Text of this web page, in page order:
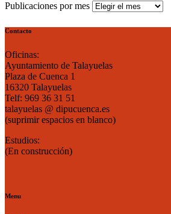
Publicaciones por mes
Contacto
Oficinas:
Ayuntamiento de Talayuelas
Plaza de Cuenca 1
16320 Talayuelas
Telf: 969 36 31 51
talayuelas @ dipucuenca.es
(suprimir espacios en blanco)
Estudios:
(En construcción)
Menu